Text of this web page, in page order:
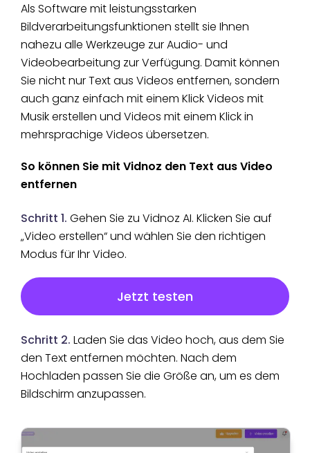
Als Software mit leistungsstarken
Bildverarbeitungsfunktionen stellt sie Ihnen
nahezu alle Werkzeuge zur Audio- und
Videobearbeitung zur Verfügung. Damit können
Sie nicht nur Text aus Videos entfernen, sondern
auch ganz einfach mit einem Klick Videos mit
Musik erstellen und Videos mit einem Klick in
mehrsprachige Videos übersetzen.
So können Sie mit Vidnoz den Text aus Video
entfernen
Schritt 1. Gehen Sie zu Vidnoz AI. Klicken Sie auf
„Video erstellen“ und wählen Sie den richtigen
Modus für Ihr Video.
Jetzt testen
Schritt 2. Laden Sie das Video hoch, aus dem Sie
den Text entfernen möchten. Nach dem
Hochladen passen Sie die Größe an, um es dem
Bildschirm anzupassen.